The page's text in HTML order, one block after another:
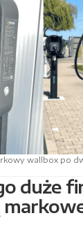
wallbox po
duże